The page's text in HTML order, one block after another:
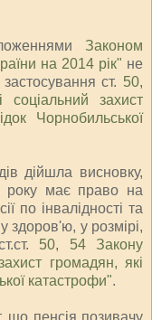
Законом
на 2014 рік" не
ст. 50,
захист
Чорнобильської
дійшла висновку,
року має право на
по інвалідності та
здоров'ю, у розмірі,
50, 54 Закону
громадян, які
катастрофи".
що пенсія позивачу